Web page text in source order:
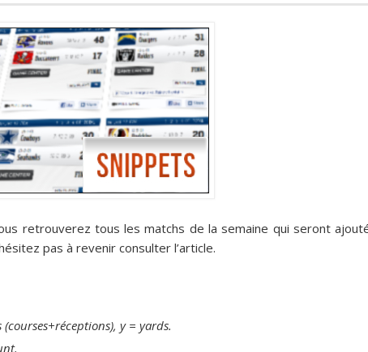
retrouverez tous les matchs de la semaine qui seront
pas à revenir consulter l’article.
y = yards.